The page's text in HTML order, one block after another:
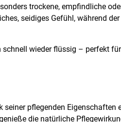
trockene, empfindliche
seidiges Gefühl, während
schnell wieder flüssig – perfekt für
pflegenden Eigenschaften
die natürliche